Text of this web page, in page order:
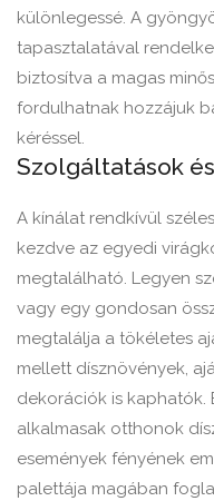
különlegessé. A
tapasztalatával
biztosítva a magas
fordulhatnak hozzájuk
kéréssel.
Szolgáltatások
A kínálat rendkívül
kezdve az egyedi
megtalálható. Legyen
vagy egy gondosan
megtalálja a tökéletes
mellett dísznövények,
dekorációk is kaphatók.
alkalmasak otthonok
események fényének
palettája magában